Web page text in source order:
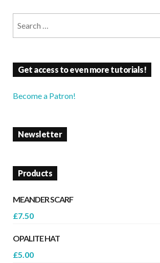
Get access to even more tutorials!
Become a Patron!
Newsletter
Products
MEANDER SCARF
£7.50
OPALITE HAT
£5.00